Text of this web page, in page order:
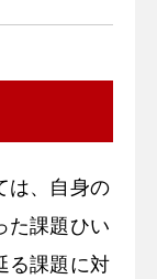
は、自身の
た課題ひい
る課題に対